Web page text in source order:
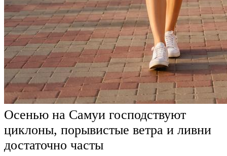
Осенью на Самуи господствуют
циклоны, порывистые ветра и ливни
достаточно часты